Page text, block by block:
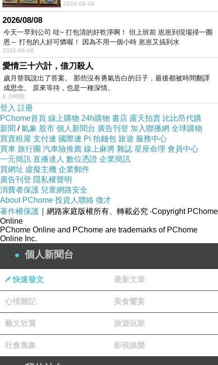
藍色顏料在白色畫布上揮灑、壓印與流淌
2026-08-08
2026/08/08
今天一早到公司 哇~ 打包清的好乾淨啊！ 但上班前 崽崽到現場掃一圈
恩～ 打包的人好可憐喔！ 因為不用一個小時 崽崽又搞到水
2026-08-08
愛情三十六計，借刀殺人
歲月替我說出了答案。 那些沒有勇氣告白的日子，最後都被時間翻譯
成思念。 原來等待，也是一種深情。
8 小時前
登入 註冊
PChome首頁 線上購物 24h購物 書店 露天拍賣 比比昂代購
新聞 /氣象 股市 個人新聞台 廣告刊登 加入聯播網 全球購物
買賣租屋 支付連 國際連 Pi 拍錢包 旅遊 服務中心
買車 旅行團 汽車險推薦 線上麻將 雜誌 星座命理 會員中心
一元簡訊 直播達人 數位憑證 企業簡訊
買網址 虛擬主機 企業郵件
廣告刊登 隱私權聲明
消費者保護 兒童網路安全
About PChome 投資人聯絡 徵才
著作權保護 ｜網路家庭版權所有、轉載必究 ‧Copyright PChome
Online
PChome Online and PChome are trademarks of PChome
Online Inc.
個人新聞台
快速發文 最新文章
心情雜記 美食饗宴
藝文欣賞 旅遊玩家
社會萬象 影視娛樂